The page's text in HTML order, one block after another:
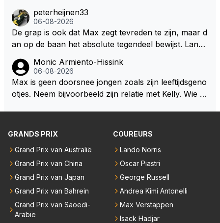
m/haar van zijn laatste zuurverdiende stuiver te ber
oven. De Staat heeft nooit ooit maar een stuiver in Z
andvoort willen investeren en dat zal ook nooit gebe
uren. Afdragen van BTW gelden en vergunningen bi
j dergelijke sportievefestiviteiten MOET je dan weer
wel afstaan, de parasiet.
peterheijnen33
06-08-2026
De grap is ook dat Max zegt tevreden te zijn, maar d
an op de baan het absolute tegendeel bewijst. Lando
dan eigenlijk niet echt zien. ;)
Monic Armiento-Hissink
06-08-2026
Max is geen doorsnee jongen zoals zijn leeftijdsgeno
otjes. Neem bijvoorbeeld zijn relatie met Kelly. Wie g
alig RB-lid op de leeftijd van 23 jaar? Hij doet dingen
oon. Ieder jaar is er in Hongarije een uitje voor zijn t
eam. Op 28-jarige leeftijd is hij al eigenaar van een su
ccesvol raceteam. Hij is niet alleen speciaal in de aut
o maar ook daarbuiten.
GRANDS PRIX
Grand Prix van Australië
Grand Prix van China
Grand Prix van Japan
Grand Prix van Bahrein
Grand Prix van Saoedi-
Arabië
COUREURS
Lando Norris
Oscar Piastri
George Russell
Andrea Kimi Antonelli
Max Verstappen
Isack Hadjar